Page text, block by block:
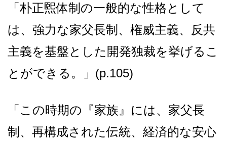
「朴正煕体制の一般的な性格として
は、強力な家父長制、権威主義、反共
主義を基盤とした開発独裁を挙げるこ
とができる。」(p.105)
「この時期の『家族』には、家父長
制、再構成された伝統、経済的な安心